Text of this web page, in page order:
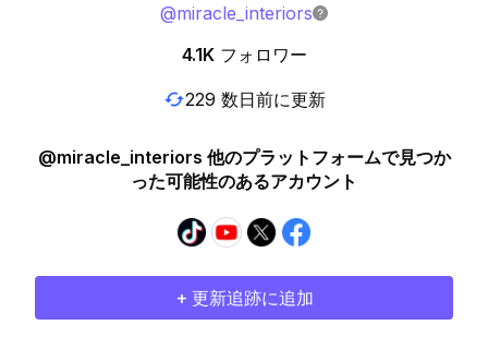
@miracle_interiors
4.1K フォロワー
229 数日前に更新
@miracle_interiors 他のプラットフォームで見つか
った可能性のあるアカウント
+ 更新追跡に追加